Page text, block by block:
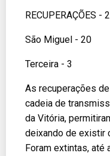
RECUPERAÇÕES -
São Miguel - 20
Terceira - 3
As recuperações
cadeia de
da Vitória,
deixando de existir
Foram extintas, até